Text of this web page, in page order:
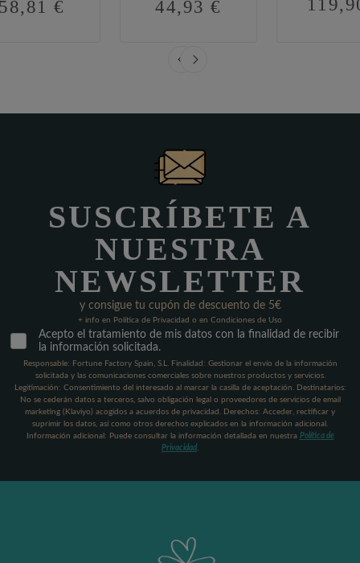
€ 44,93 €
SUSCRÍBETE A
NUESTRA
NEWSLETTER
y consigue tu cupón de descuento de 5€
+ info en Política de Privacidad o en Condiciones de Uso
Acepto el tratamiento de mis datos con la finalidad de recibir
la información solicitada.
Responsable: Fortune Factory Spain, S.L. Finalidad: Gestionar el envío de la información
solicitada y las comunicaciones comerciales sobre nuestros productos y servicios.
Legitimación: Consentimiento del interesado al marcar la casilla de aceptación. Destinatarios:
No se cederán datos a terceros, salvo obligación legal o proveedores de servicios de email
marketing (Klaviyo) acogidos a acuerdos de privacidad. Derechos: Acceder, rectificar y
suprimir los datos, así como otros derechos explicados en la información adicional.
Información adicional: Puede consultar la información detallada en nuestra Política de
Privacidad